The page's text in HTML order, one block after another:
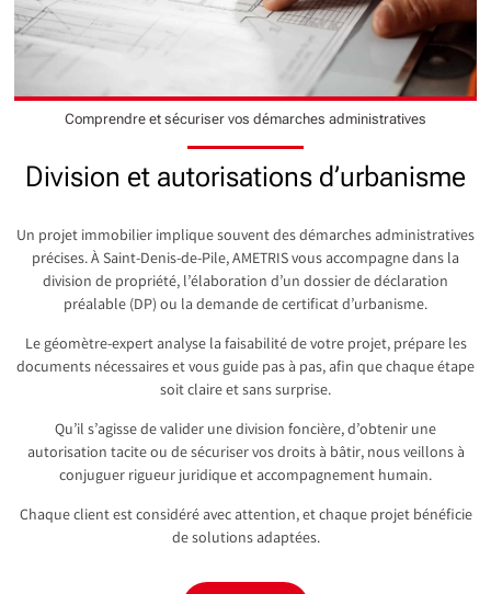
Comprendre et sécuriser vos démarches administratives
Division et autorisations d’urbanisme
Un projet immobilier implique souvent des démarches administratives
précises. À Saint-Denis-de-Pile, AMETRIS vous accompagne dans la
division de propriété, l’élaboration d’un dossier de déclaration
préalable (DP) ou la demande de certificat d’urbanisme.
Le géomètre-expert analyse la faisabilité de votre projet, prépare les
documents nécessaires et vous guide pas à pas, afin que chaque étape
soit claire et sans surprise.
Qu’il s’agisse de valider une division foncière, d’obtenir une
autorisation tacite ou de sécuriser vos droits à bâtir, nous veillons à
conjuguer rigueur juridique et accompagnement humain.
Chaque client est considéré avec attention, et chaque projet bénéficie
de solutions adaptées.